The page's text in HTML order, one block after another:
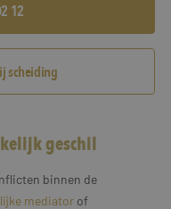
12
scheiding
geschil
binnen de
mediator of